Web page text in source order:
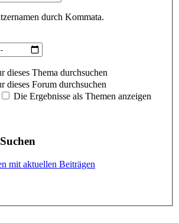
durch Kommata.
dieses Thema durchsuchen
dieses Forum durchsuchen
Die Ergebnisse als Themen anzeigen
mit aktuellen Beiträgen